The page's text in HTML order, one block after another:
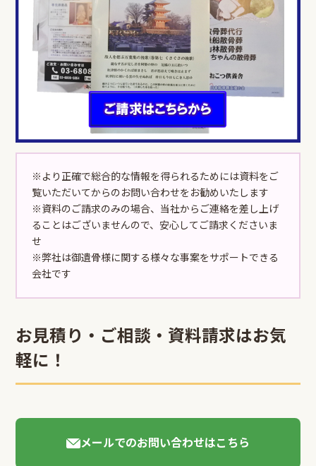
※より正確で総合的な情報を得られるためには資料をご
覧いただいてからのお問い合わせをお勧めいたします
※資料のご請求のみの場合、当社からご連絡を差し上げ
ることはございませんので、安心してご請求くださいま
せ
※弊社は御遺骨様に関する様々な事案をサポートできる
会社です
お見積り・ご相談・資料請求はお気
軽に！
メールでのお問い合わせはこちら